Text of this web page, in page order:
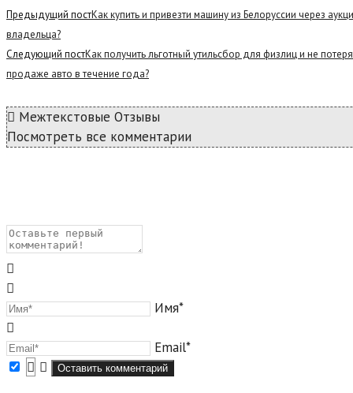
Read
more
articles
Предыдущий постКак купить и привезти машину из Белоруссии через
владельца?
Следующий постКак получить льготный утильсбор для физлиц и не
продаже авто в течение года?
Межтекстовые Отзывы
Посмотреть все комментарии
Имя*
Email*